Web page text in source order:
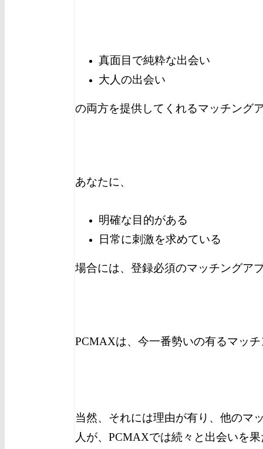
真面目で純粋な出会い
大人の出会い
の両方を提供してくれるマッチング
あなたに、
明確な目的がある
日常に刺激を求めている
場合には、登録必須のマッチングア
PCMAXは、今一番勢いの有るマッ
当然、それには理由が有り、他のマ
人が、PCMAXでは続々と出会いを